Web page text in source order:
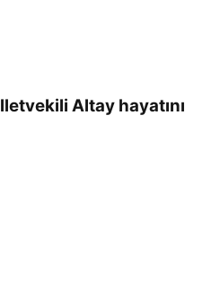
Altay hayatını